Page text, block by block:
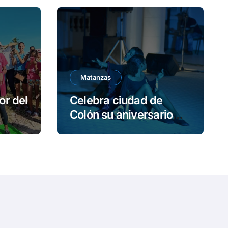
o
del
Matanzas
Celebra ciudad de
Colón su aniversario